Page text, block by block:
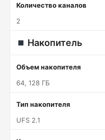
Количество каналов
2
Накопитель
Объем накопителя
64, 128 ГБ
Тип накопителя
UFS 2.1